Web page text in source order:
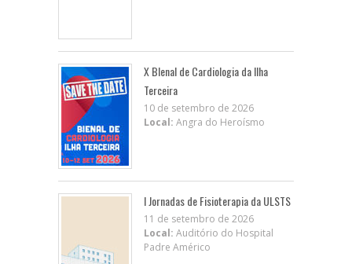
X BIenal de Cardiologia da Ilha
Terceira
10 de setembro de 2026
Local: Angra do Heroísmo
I Jornadas de Fisioterapia da ULSTS
11 de setembro de 2026
Local: Auditório do Hospital
Padre Américo